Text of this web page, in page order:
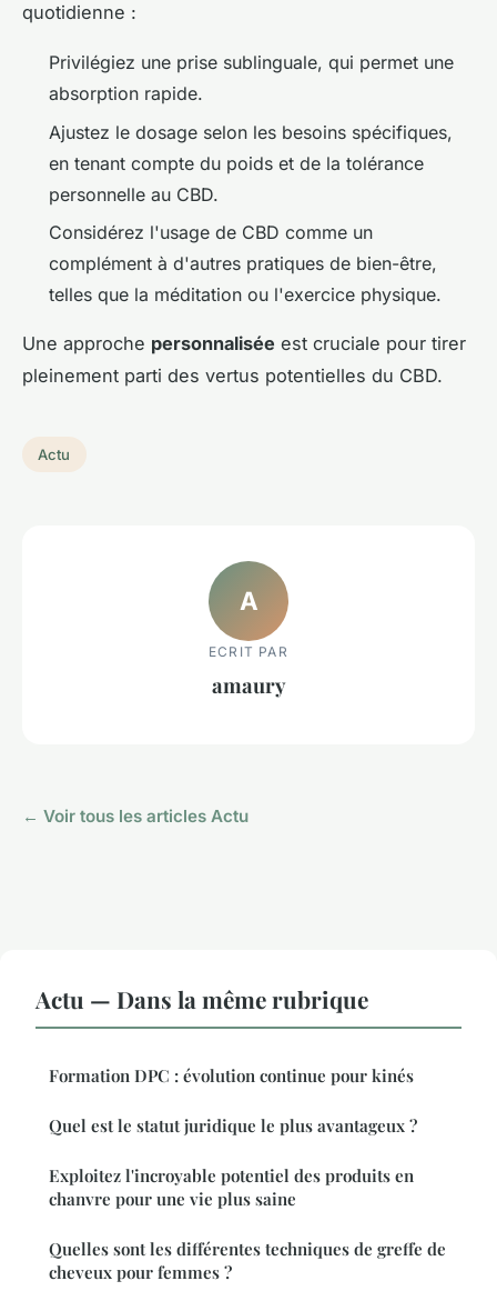
quotidienne :
Privilégiez une prise sublinguale, qui permet une
absorption rapide.
Ajustez le dosage selon les besoins spécifiques,
en tenant compte du poids et de la tolérance
personnelle au CBD.
Considérez l'usage de CBD comme un
complément à d'autres pratiques de bien-être,
telles que la méditation ou l'exercice physique.
Une approche personnalisée est cruciale pour tirer
pleinement parti des vertus potentielles du CBD.
Actu
A
ECRIT PAR
amaury
← Voir tous les articles Actu
Actu — Dans la même rubrique
Formation DPC : évolution continue pour kinés
Quel est le statut juridique le plus avantageux ?
Exploitez l'incroyable potentiel des produits en
chanvre pour une vie plus saine
Quelles sont les différentes techniques de greffe de
cheveux pour femmes ?